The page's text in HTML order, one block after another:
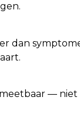
dan
— niet